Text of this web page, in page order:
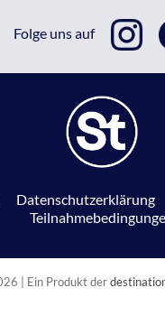
Folge uns auf
Datenschutzerklärung
| Ein Produkt der